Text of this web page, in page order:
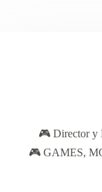
🎮 Director y
🎮 GAMES,